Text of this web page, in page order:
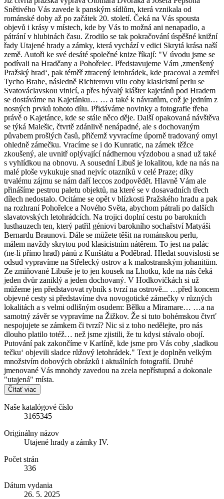
Snětivého Vás zavede k panským sídlům, která vznikala od
románské doby až po začátek 20. století. Čeká na Vás spousta
objevů i krásy v místech, kde by Vás to možná ani nenapadlo, a
pátrání v hlubinách času. Zrodilo se tak pokračování úspěšné knižní
řady Utajené hrady a zámky, která vychází v edici Skrytá krása naší
země. Autoři ke své desáté společné knize říkají: "V úvodu jsme se
podívali na Hradčany a Pohořelec. Představujeme Vám ,zmenšený
Pražský hrad‘, pak téměř ztracený letohrádek, kde pracoval a zemřel
Tycho Brahe, následně Richterovu vilu coby klasicistní perlu se
Svatováclavskou vinicí, a přes bývalý klášter kajetánů pod Hradem
se dostáváme na Kajetánku… … a také k návratům, což je jedním z
nosných prvků tohoto dílu. Přidáváme novinky a fotografie třeba
právě o Kajetánce, kde se stále něco děje. Další opakovaná návštěva
se týká Malešic, čtvrtě zdánlivě nenápadné, ale s dochovaným
půvabem prošlých časů, přičemž vyvracíme úporně tradovaný omyl
ohledně zámečku. Vracíme se i do Kunratic, na zámek těžce
zkoušený, ale uvnitř oplývající nádhernou výzdobou a snad už také
s vyhlídkou na obnovu. A sousední Libuš je lokalitou, kde na nás na
malé ploše vykukuje snad nejvíc otazníků v celé Praze; díky
trvalému zájmu se nám daří leccos zodpovědět. Hlavně Vám ale
přinášíme pestrou paletu objektů, na které se v dosavadních třech
dílech nedostalo. Ocitáme se opět v blízkosti Pražského hradu a pak
na rozhraní Pohořelce a Nového Světa, abychom pátrali po dalších
slavatovských letohrádcích. Na trojici doplní cestu po barokních
lusthauzech ten, který patřil géniovi barokního sochařství Matyáši
Bernardu Braunovi. Dále se můžete těšit na románskou perlu,
málem navždy skrytou pod klasicistním nátěrem. To jest na palác
(ne-li přímo hrad) pánů z Kunštátu a Poděbrad. Hledat souvislosti se
odsud vypravíme na Střelecký ostrov a k malostranským johanitům.
Ze zmiňované Libuše je to jen kousek na Lhotku, kde na nás čeká
jeden dvůr zaniklý a jeden dochovaný. V Hodkovičkách si už
můžeme jen představovat rybník s tvrzí na ostrově... …před koncem
objevné cesty si představíme dva novogotické zámečky v různých
lokalitách a s velmi odlišným osudem: Bělku a Miramare… …a na
samotný závěr se vypravíme na Žižkov. Že si tuto bohémskou čtvrť
nespojujete se zámkem či tvrzí? Nic si z toho nedělejte, pro nás
dlouho platilo totéž… než jsme zjistili, že tu kdysi stávalo obojí.
Putování pak zakončíme v Karlíně, kde jsme pro Vás coby ,sladkou
tečku‘ objevili sladce růžový letohrádek." Text je doplněn velkým
množstvím dobových obrázků i aktuálních fotografií. Druhé
jmenované Vás mnohdy zavedou na zcela nepřístupná a dokonale
"utajená" místa.
Čítať viac
Naše katalógové číslo
3165345
Originálny názov
Utajené hrady a zámky IV.
Počet strán
336
Dátum vydania
26. 5. 2025